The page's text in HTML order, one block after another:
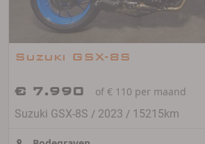
Suzuki GSX-8S
€ 7.990
of € 110 per maand
Suzuki GSX-8S / 2023 / 15215km